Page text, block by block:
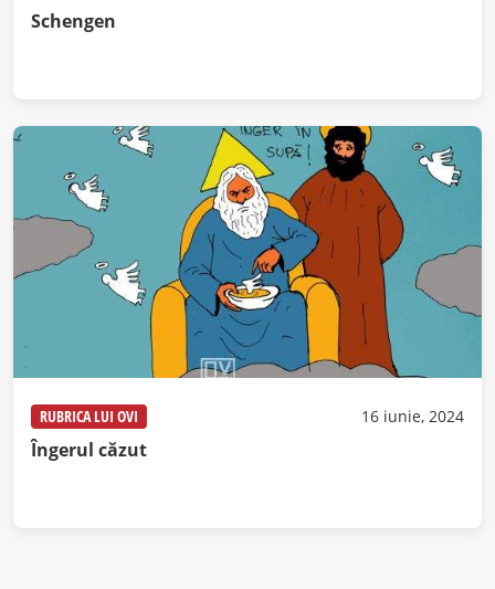
Schengen
RUBRICA LUI OVI 16 iunie, 2024
Îngerul căzut